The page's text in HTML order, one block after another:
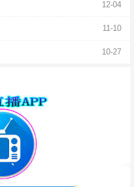
12-04
11-10
10-27